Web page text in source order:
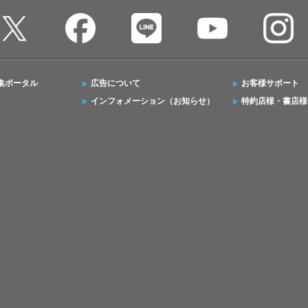
ポータル
広告について
インフォメーション（お知らせ）
お客様サポート
特約店様・書店